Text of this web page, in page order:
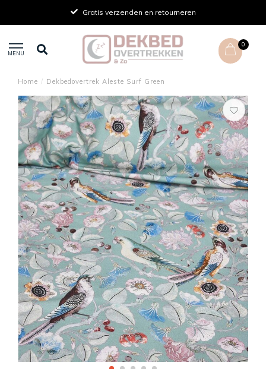
Gratis verzenden en retourneren
MENU
0
Home / Dekbedovertrek Aleste Surf Green